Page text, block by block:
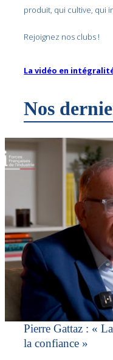
produit, qui cultive, qui
Rejoignez nos clubs !
La vidéo en
Nos
Pierre Gattaz : «
la confiance »